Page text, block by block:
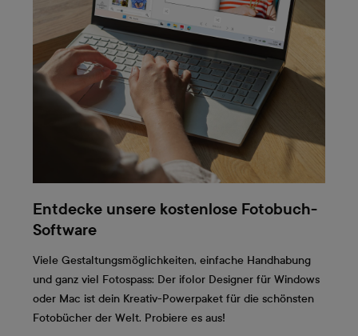
Entdecke unsere kostenlose Fotobuch-
Software
Viele Gestaltungsmöglichkeiten, einfache Handhabung
und ganz viel Fotospass: Der ifolor Designer für Windows
oder Mac ist dein Kreativ-Powerpaket für die schönsten
Fotobücher der Welt. Probiere es aus!